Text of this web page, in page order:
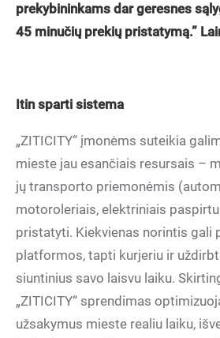
prekybininkams dar geresnes
45 minučių prekių pristatymą.”
Itin sparti sistema
„ZITICITY“ įmonėms suteikia
mieste jau esančiais resursais –
jų transporto priemonėmis
motoroleriais, elektriniais
pristatyti. Kiekvienas norintis gali
platformos, tapti kurjeriu ir
siuntinius savo laisvu laiku.
„ZITICITY“ sprendimas
užsakymus mieste realiu laiku,